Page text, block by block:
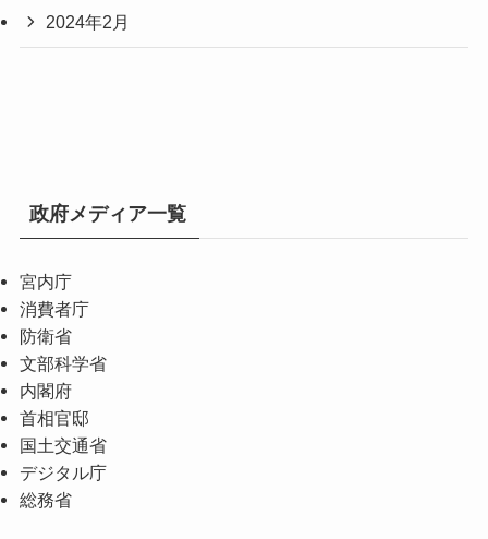
2024年2月
政府メディア一覧
宮内庁
消費者庁
防衛省
文部科学省
内閣府
首相官邸
国土交通省
デジタル庁
総務省